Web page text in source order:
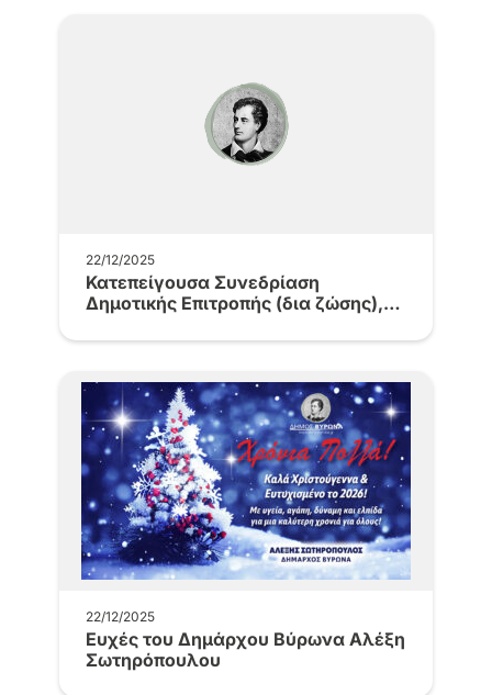
22/12/2025
Κατεπείγουσα Συνεδρίαση
Δημοτικής Επιτροπής (δια ζώσης),
22/12/2025
Ευχές του Δημάρχου Βύρωνα Αλέξη
Σωτηρόπουλου